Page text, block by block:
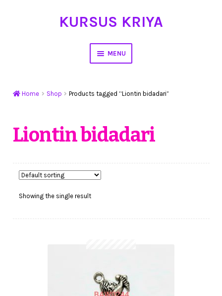
KURSUS KRIYA
MENU
Workshop Membuat Bunga Dari Stocking
My Account
Cart
Konfirmasi Pembayaran
Home Shop Products tagged “Liontin bidadari”
Liontin bidadari
Showing the single result